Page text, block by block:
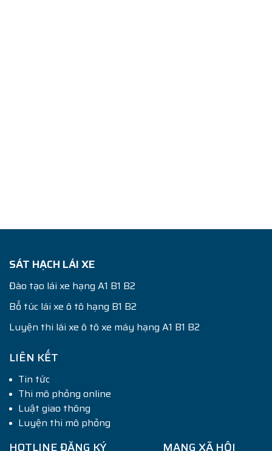
SÁT HẠCH LÁI XE
Đào tạo lái xe hạng A1 B1 B2
Bổ túc lái xe ô tô hạng B1 B2
Luyện thi lái xe ô tô xe máy hạng A1 B1 B2
LIÊN KẾT
Tin tức
Thi mô phỏng online
Luật giao thông
Luyện thi mô phỏng
HOTLINE ĐĂNG KÝ MẠNG XÃ HỘI